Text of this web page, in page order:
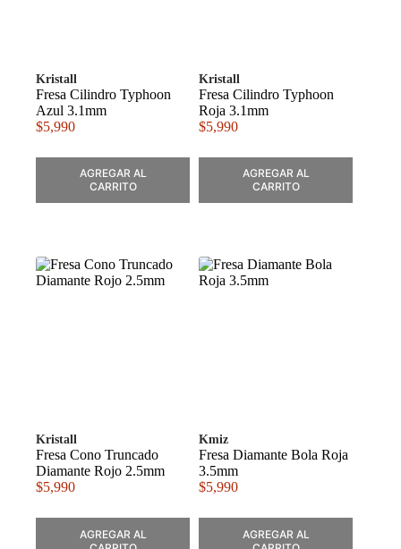
Kristall
Fresa Cilindro Typhoon
Azul 3.1mm
$5,990
AGREGAR AL
CARRITO
Kristall
Fresa Cilindro Typhoon
Roja 3.1mm
$5,990
AGREGAR AL
CARRITO
Kristall
Fresa Cono Truncado
Diamante Rojo 2.5mm
$5,990
AGREGAR AL
Kmiz
Fresa Diamante Bola Roja
3.5mm
$5,990
AGREGAR AL